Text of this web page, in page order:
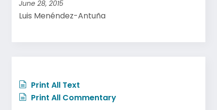
June 28, 2015
Luis Menéndez-Antuña
Print All Text
Print All Commentary